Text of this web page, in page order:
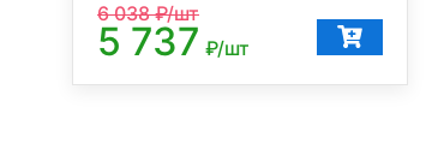
6 038₽/шт
5 737 ₽/шт